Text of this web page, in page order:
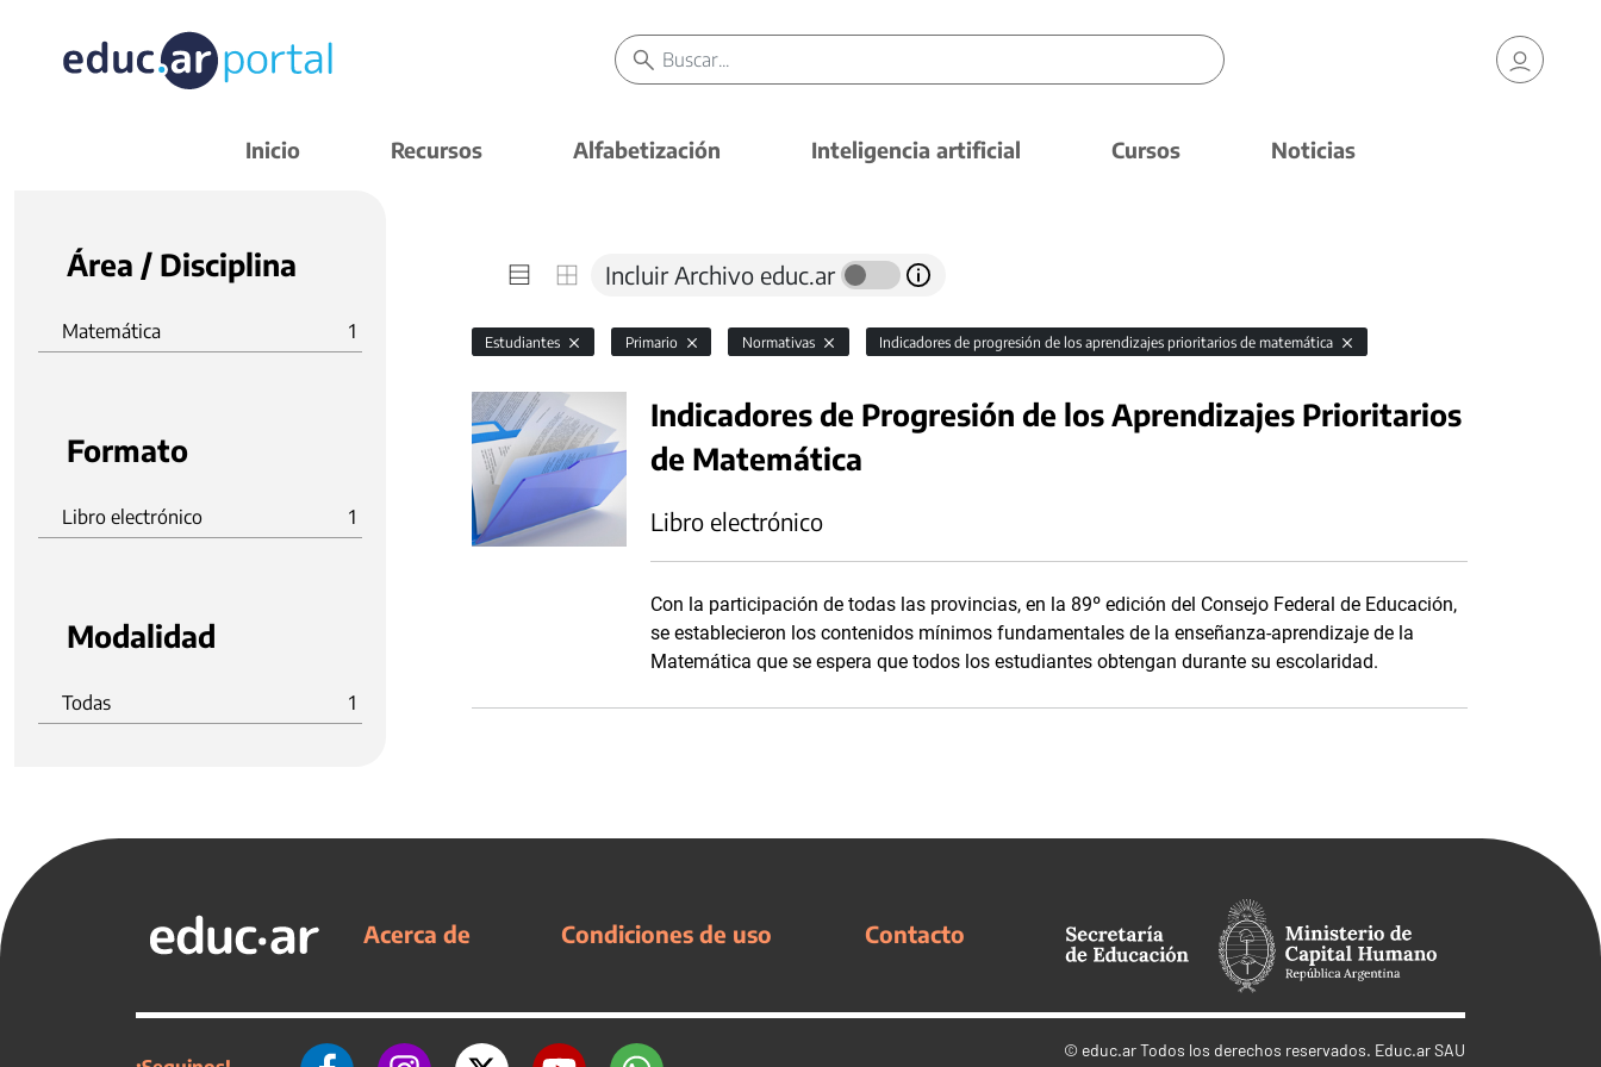
Inicio Recursos Alfabetización Inteligencia artificial Cursos Noticias
Área / Disciplina
Matemática 1
Formato
Libro electrónico 1
Modalidad
Todas 1
Incluir Archivo educ.ar
Estudiantes Primario Normativas Indicadores de progresión de los aprendizajes prioritarios de matemática
Indicadores de Progresión de los Aprendizajes Prioritarios
de Matemática
Libro electrónico
Con la participación de todas las provincias, en la 89º edición del Consejo Federal de Educación,
se establecieron los contenidos mínimos fundamentales de la enseñanza-aprendizaje de la
Matemática que se espera que todos los estudiantes obtengan durante su escolaridad.
Acerca de Condiciones de uso Contacto
© educ.arTodos los derechos reservados. Educ.ar SAU